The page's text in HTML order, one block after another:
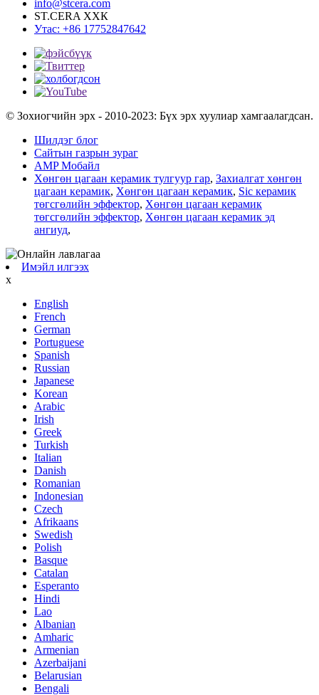
info@stcera.com
ST.CERA ХХК
Утас: +86 17752847642
© Зохиогчийн эрх - 2010-2023: Бүх эрх хуулиар хамгаалагдсан.
Шилдэг блог
Сайтын газрын зураг
AMP Мобайл
Хөнгөн цагаан керамик тулгуур гар, Захиалгат хөнгөн
цагаан керамик, Хөнгөн цагаан керамик, Sic керамик
төгсгөлийн эффектор, Хөнгөн цагаан керамик
төгсгөлийн эффектор, Хөнгөн цагаан керамик эд
ангиуд,
Имэйл илгээх
x
English
French
German
Portuguese
Spanish
Russian
Japanese
Korean
Arabic
Irish
Greek
Turkish
Italian
Danish
Romanian
Indonesian
Czech
Afrikaans
Swedish
Polish
Basque
Catalan
Esperanto
Hindi
Lao
Albanian
Amharic
Armenian
Azerbaijani
Belarusian
Bengali